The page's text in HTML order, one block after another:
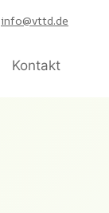
info@vttd.de
Kontakt